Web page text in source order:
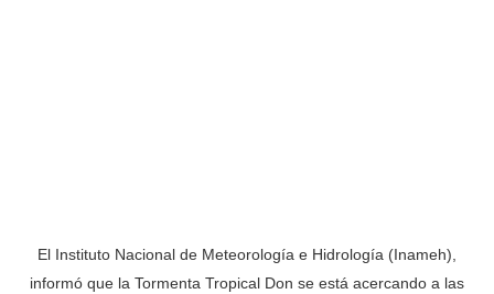
El Instituto Nacional de Meteorología e Hidrología (Inameh),
informó que la Tormenta Tropical Don se está acercando a las